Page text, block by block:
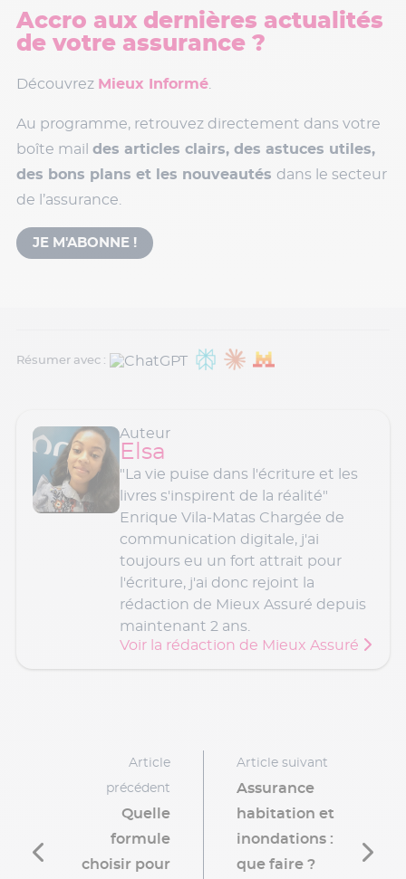
Accro aux dernières actualités
de votre assurance ?
Découvrez Mieux Informé
Au programme, retrouvez directement dans votre
boîte mail des articles clairs, des astuces utiles,
des bons plans et les nouveautés dans le secteur
de l’assurance.
JE M'ABONNE !
Résumer avec :
Auteur
Elsa
"La vie puise dans l'écriture et les
livres s'inspirent de la réalité"
Enrique Vila-Matas Chargée de
communication digitale, j'ai
toujours eu un fort attrait pour
l'écriture, j'ai donc rejoint la
rédaction de Mieux Assuré depuis
maintenant 2 ans.
Voir la rédaction de Mieux Assuré
Article
précédent
Quelle
formule
choisir pour
Article suivant
Assurance
habitation et
inondations :
que faire ?